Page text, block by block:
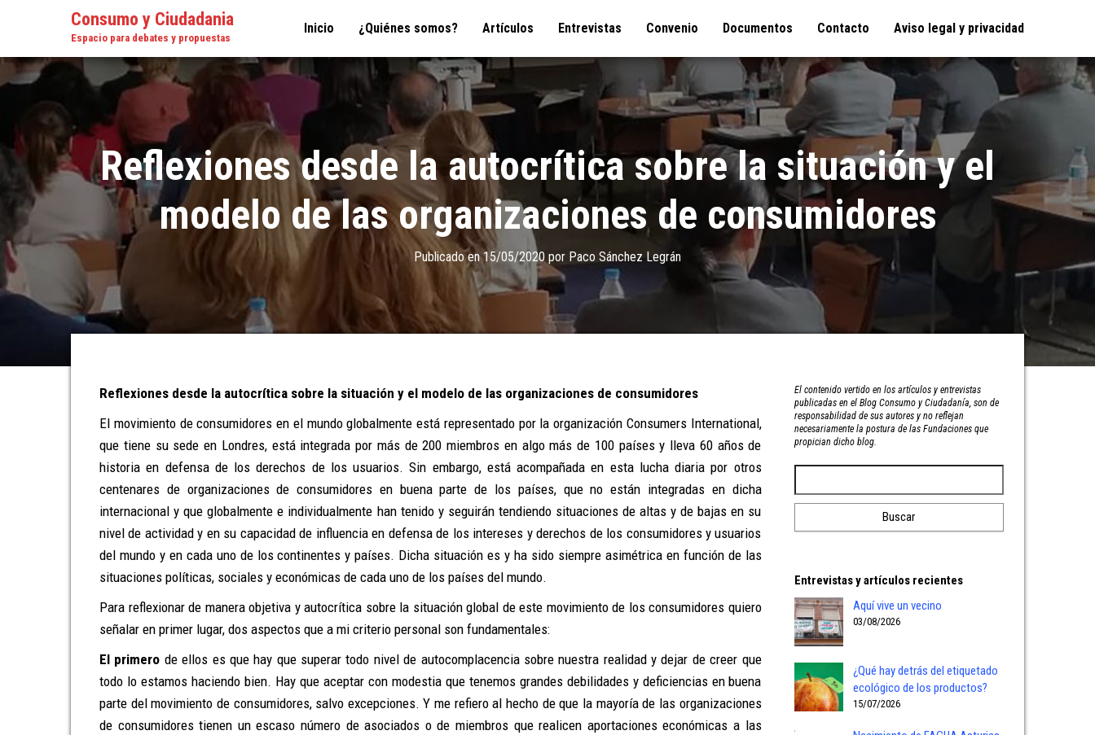
Consumo y Ciudadania
Espacio para debates y propuestas
Inicio ¿Quiénes somos? Artículos Entrevistas Convenio Documentos Contacto Aviso legal y privacidad
Reflexiones desde la autocrítica sobre la situación y el
modelo de las organizaciones de consumidores
Publicado en15/05/2020 por Paco Sánchez Legrán
Reflexiones desde la autocrítica sobre la situación y el modelo de las organizaciones de consumidores
El movimiento de consumidores en el mundo globalmente está representado por la organización Consumers International,
que tiene su sede en Londres, está integrada por más de 200 miembros en algo más de 100 países y lleva 60 años de
historia en defensa de los derechos de los usuarios. Sin embargo, está acompañada en esta lucha diaria por otros
centenares de organizaciones de consumidores en buena parte de los países, que no están integradas en dicha
internacional y que globalmente e individualmente han tenido y seguirán tendiendo situaciones de altas y de bajas en su
nivel de actividad y en su capacidad de influencia en defensa de los intereses y derechos de los consumidores y usuarios
del mundo y en cada uno de los continentes y países. Dicha situación es y ha sido siempre asimétrica en función de las
situaciones políticas, sociales y económicas de cada uno de los países del mundo.
Para reflexionar de manera objetiva y autocrítica sobre la situación global de este movimiento de los consumidores quiero
señalar en primer lugar, dos aspectos que a mi criterio personal son fundamentales:
El primero de ellos es que hay que superar todo nivel de autocomplacencia sobre nuestra realidad y dejar de creer que
todo lo estamos haciendo bien. Hay que aceptar con modestia que tenemos grandes debilidades y deficiencias en buena
parte del movimiento de consumidores, salvo excepciones. Y me refiero al hecho de que la mayoría de las organizaciones
de consumidores tienen un escaso número de asociados o de miembros que realicen aportaciones económicas a las
El contenido vertido en los artículos y entrevistas
publicadas en el Blog Consumo y Ciudadanía, son de
responsabilidad de sus autores y no reflejan
necesariamente la postura de las Fundaciones que
propician dicho blog.
Entrevistas y artículos recientes
Aquí vive un vecino
03/08/2026
¿Qué hay detrás del etiquetado
ecológico de los productos?
15/07/2026